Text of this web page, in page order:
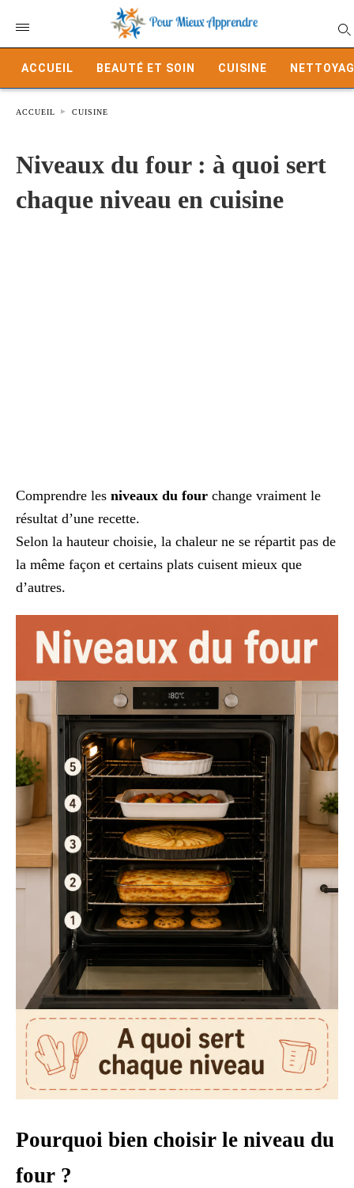
ACCUEIL BEAUTÉ ET SOIN CUISINE
ACCUEIL CUISINE
Niveaux du four : à quoi sert
chaque niveau en cuisine
Comprendre les niveaux du four change vraiment le
résultat d’une recette.
Selon la hauteur choisie, la chaleur ne se répartit pas de
la même façon et certains plats cuisent mieux que
d’autres.
Pourquoi bien choisir le niveau du
four ?